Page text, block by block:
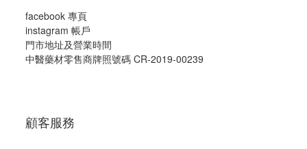
facebook 專頁
instagram 帳戶
門市地址及營業時間
中醫藥材零售商牌照號碼 CR-2019-00239
顧客服務